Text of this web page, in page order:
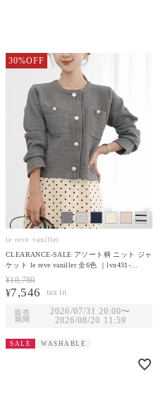
30%OFF
le reve vaniller
CLEARANCE-SALE アソート柄 ニット ジャ
ケット le reve vaniller 全6色 ｜lvn431-
1902【4】
¥10,780
¥7,546
販売
期間
2026/07/31 20:00〜
2026/08/20 11:59
SALE WASHABLE